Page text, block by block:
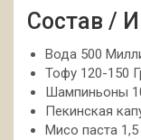
Состав /
Вода 500
Тофу 120-150
Шампиньоны
Пекинская
Мисо паста